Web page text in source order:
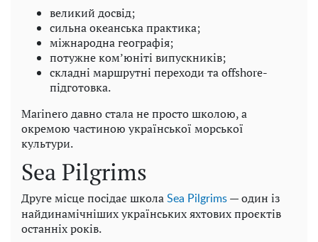
великий досвід;
сильна океанська практика;
міжнародна географія;
потужне ком’юніті випускників;
складні маршрутні переходи та offshore-
підготовка.
Marinero давно стала не просто школою, а
окремою частиною української морської
культури.
Sea Pilgrims
Друге місце посідає школа Sea Pilgrims — один із
найдинамічніших українських яхтових проєктів
останніх років.